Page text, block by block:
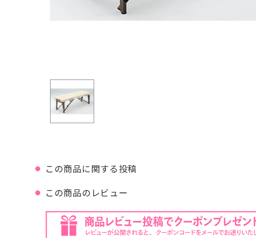
この商品に関する投稿
この商品のレビュー